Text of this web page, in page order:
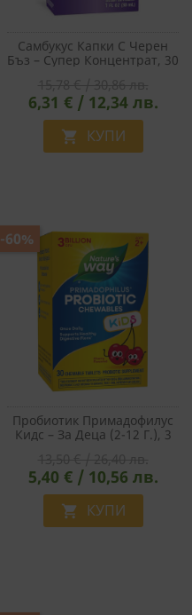
Самбукус Капки С Черен
Бъз – Супер Концентрат, 30
6,31 € / 12,34 лв.
 КУПИ
Пробиотик Примадофилус
Кидс – За Деца (2-12 Г.), 3
Таблетки С Вкус На Череша
5,40 € / 10,56 лв.
 КУПИ
-60%